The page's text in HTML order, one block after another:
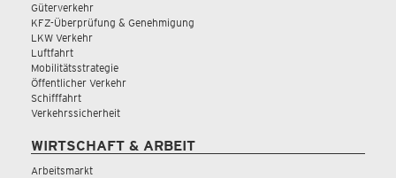
Güterverkehr
KFZ-Überprüfung & Genehmigung
LKW Verkehr
Luftfahrt
Mobilitätsstrategie
Öffentlicher Verkehr
Schifffahrt
Verkehrssicherheit
WIRTSCHAFT & ARBEIT
Arbeitsmarkt